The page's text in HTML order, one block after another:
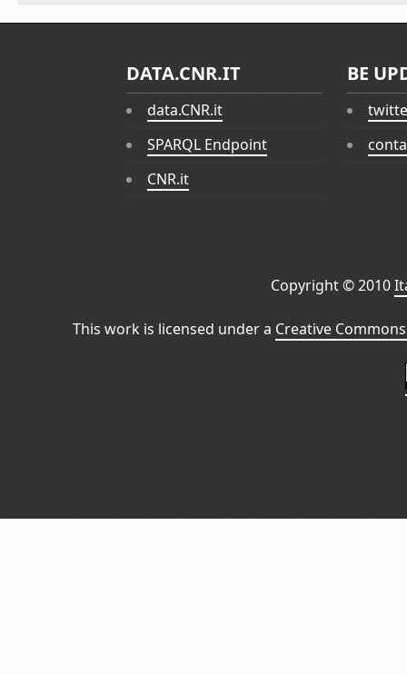
DATA.CNR.IT
data.CNR.it
SPARQL Endpoint
CNR.it
BE
Copyright © 2010
This work is licensed under a Creative